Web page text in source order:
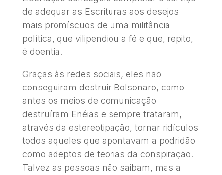
de adequar as Escrituras aos desejos
mais promíscuos de uma militância
política, que vilipendiou a fé e que, repito,
é doentia.
Graças às redes sociais, eles não
conseguiram destruir Bolsonaro, como
antes os meios de comunicação
destruíram Enéias e sempre trataram,
através da estereotipação, tornar ridículos
todos aqueles que apontavam a podridão
como adeptos de teorias da conspiração.
Talvez as pessoas não saibam, mas a